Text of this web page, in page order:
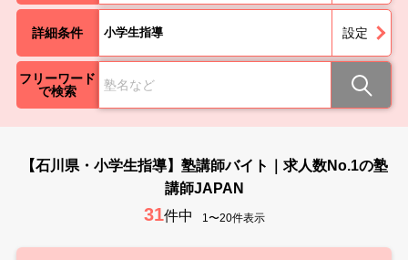
詳細条件 小学生指導 設定
フリーワード
で検索
【石川県・小学生指導】塾講師バイト｜求人数No.1の塾
講師JAPAN
31件中 1〜20件表示